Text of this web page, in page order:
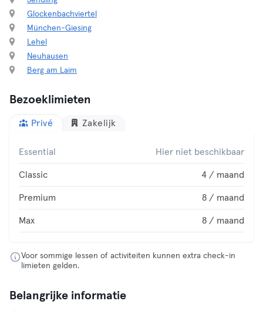
Glockenbachviertel
München-Giesing
Lehel
Neuhausen
Berg am Laim
Bezoeklimieten
Privé Zakelijk
Essential Hier niet beschikbaar
Classic 4 / maand
Premium 8 / maand
Max 8 / maand
Voor sommige lessen of activiteiten kunnen extra check-in
limieten gelden.
Belangrijke informatie